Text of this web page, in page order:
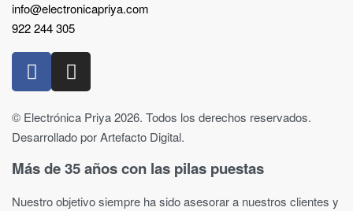
info@electronicapriya.com
922 244 305
© Electrónica Priya 2026. Todos los derechos reservados.
Desarrollado por Artefacto Digital.
Más de 35 años con las pilas puestas
Nuestro objetivo siempre ha sido asesorar a nuestros clientes y